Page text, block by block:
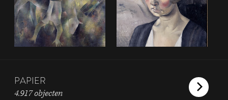
PAPIER
4.917 objecten